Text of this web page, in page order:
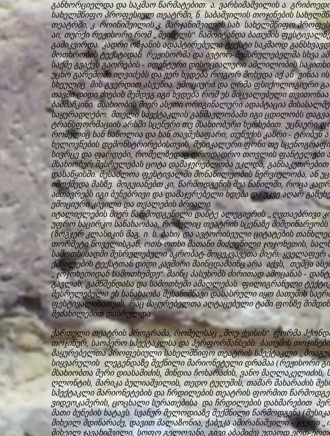
განხორციელდა და საკმაო წარმატებით: ა. ვარსიმაშვილის ა.
სახელმწიფო პროფესიულ თეატრში, ნ. საბაშვილის თოჯინების
თეატრში, კ. როინიშვილის კ. მარჯანიშვილის სახ. სახელმწიფო
აი, თურქი რეჟისორი რომ „შეინელს“ ჩამოიტანდა ბათუმის
გამიკვირდა. კადრი ოზჯანის ადაპტირებული ტექსტი საკმაოდ
მოთხრობის ტექსტიდან. რეჟისორმა და ავტორ-შემსრულებელმა სხვა
საქმე გვაქვს გაორების - იდენტური დისოციალური აშლილობის
უცხო გარემოში იღვიძებს და ვერ ხვდება როგორ მოხვდა აქ ან ვინაა
სხეულიც მის გვერდით ასვენია. ემოციური და ღრმა ფსიქოლოგიური
თავში დიდი ძიების შემდეგ იგი ხვდება რომ ეს მიცვალებული თვითონაა -
ბაშმაჩკინი. მსახიობის მიერ ასეთი ორიგინალური ადაპტაცია
საყურადღებო: მთელი სპექტაკლის განმავლობაში იგი ცდილობს
ტრანსფორმაციის არსში სცენური თუ მსახიობური ხერხებით: უცნაური
რომელიც ხან საწოლია და ხან თავშესაფარი, თუნუქის კასრი - ტრიბუნ
ხელოვნების დემონსტრირებისთვის, მუსიკალური ფონი თუ
სივრცე და ფარდები, რომელზედაც დროდადრო თოვლის ფანტელები
მსახიობურ შესრულებას ცოტა დამაჯერებლობა ეკლდა, განსაკუთრებით
დასაწყისში. შესაძლოა ფესტივალში მონაწილეობის ნერვიულობა, ან
იმოქმედა მასზე. მოგვიანებთ კი, წარმოდგენის შუა ნაწილში, როცა
ამთავრებს იგი ბუნებრივი და დამაჯერებელი ხდება და უკვე აღარ
ემოციური კივილი და თვალების ბრიალი.
იტალიელების მიერ წარმოდგენილი დანტე ალეგიერის „ღვთაებრივი
უფრო საცირკო სანახაობაა, რომელიც თეატრის სცენაზე მიმდინარეობს
(ზოგჯერ კლასიკის მაგ. ი. ს. ბახი) და ავტორისეული ციტატების
თორმეტი ნოველისგან, ოთხ-ოთხი მათანი მიძღვნილი ჯოჯოხეთის,
სამოთხისადმი შესრულებული აკრობატ-მოცეკვავეთა მიერ. ყველაფერ
ქმნილების ტექსტთან დიდი კავშირი მაინცდამაინც არა აქვს, თუმცა
„ჯოჯოხეთიდან სამოთხემდე“ მაინც პასუხობს ძირითად ამოცანას -
გავლას, გამწმენდასა და სამოთხეში ამაღლებას. ფილიგრანული
შესრულებული ეს სანახაობა შესანიშნავი დასასრული იყო ბათუმის
ფესტივალისათვის, რაც მაყურებელთა აღტაცებული ტაში ფონზე
შეძახილებით დასრულდა.
ქართული თეატრის პროგრამა, რომელსაც „შოუ-ქეისის“ ფორმა
თოჯინურ, საოპერო სპექტაკლსა და პერფორმანსებს: ბათუმის
მაყურებელთა პროფესიული სახელმწიფო თეატრის სპექტაკლი
სიყვარულის ლეგენდაზე შექნილი მარიონეტული დრამაა (რეჟისორი
მსახიობთა მერი დიასამიძის, მინდია ჩოხარაძის, ვანო მაღლაკელიძის,
ღლონტის, მარიკა ბულიაშვილის, თედო ტუღუშის, თამარ მახარაძის
სპექტაკლი მარიონეტების და ჩრდილების თეატრის ფორმით
ვიდეოკამერის, ცოცხალი სურათებისა და ჩრდილების დახმარებით
მათი ბუნების ხატავს. სვანურ მელოდიაზე შექმნილი წარმოდგენა
მიხეილ მდინარაძე, დავით მალაზონია, ჭაბუკა ამირანაშვილი - ჯგუფი
მიხეილ ჯავახიშვილი, სოფო გელოვანი, გივი აბაშიძე) უდაოდ ერთ-